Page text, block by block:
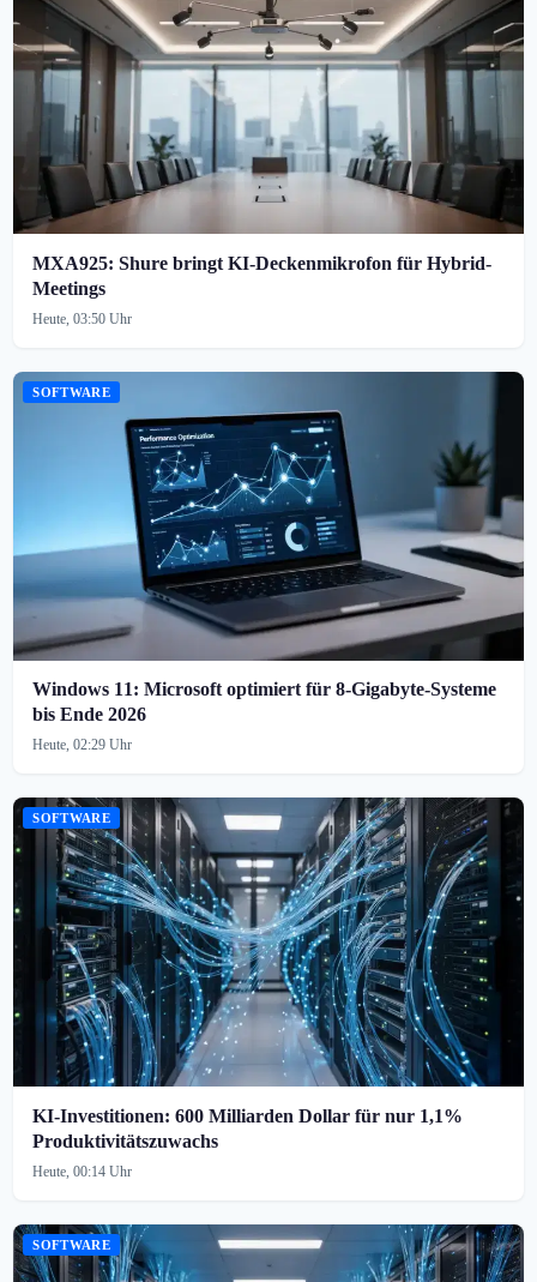
MXA925: Shure bringt KI-Deckenmikrofon für Hybrid-
Meetings
Heute, 03:50 Uhr
SOFTWARE
Windows 11: Microsoft optimiert für 8-Gigabyte-Systeme
bis Ende 2026
Heute, 02:29 Uhr
SOFTWARE
KI-Investitionen: 600 Milliarden Dollar für nur 1,1%
Produktivitätszuwachs
Heute, 00:14 Uhr
SOFTWARE